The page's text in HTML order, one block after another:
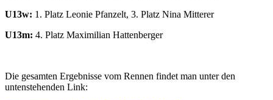
U13w: 1. Platz Leonie Pfanzelt, 3. Platz Nina Mitterer
U13m: 4. Platz Maximilian Hattenberger
Die gesamten Ergebnisse vom Rennen findet man unter den
untenstehenden Link: